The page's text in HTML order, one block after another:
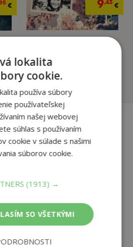
€ 9,45€
Scherhauferová Ružena
Na sklade
čitateľov
RECENZIU
lokalita
cookie.
používa súbory
používateľskej
našej webovej
súhlas s používaním
cookie v súlade s našimi
súborov cookie.
(1913) →
SO VŠETKÝMI